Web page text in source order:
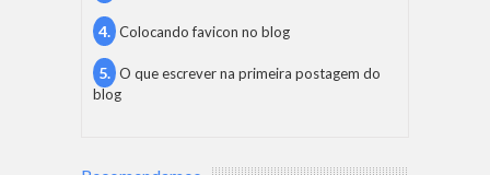
Colocando favicon no blog
O que escrever na primeira postagem do
blog